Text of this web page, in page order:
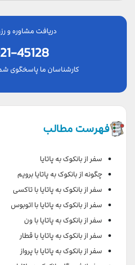
دریافت مشاوره و
45128
کارشناسان ما پاسخگوی
فهرست مطالب
سفر از بانکوک به پاتایا
چگونه از بانکوک به پاتایا برویم
سفر از بانکوک به پاتایا با تاکسی
سفر از بانکوک به پاتایا با اتوبوس
سفر از بانکوک به پاتایا با ون
سفر از بانکوک به پاتایا با قطار
سفر از بانکوک به پاتایا با پرواز